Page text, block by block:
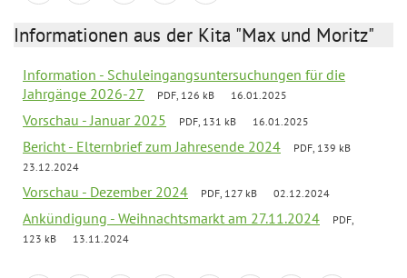
Informationen aus der Kita "Max und Moritz"
Information - Schuleingangsuntersuchungen für die
Jahrgänge 2026-27
PDF, 126 kB 16.01.2025
Vorschau - Januar 2025 PDF, 131 kB 16.01.2025
Bericht - Elternbrief zum Jahresende 2024
PDF, 139 kB
23.12.2024
Vorschau - Dezember 2024 PDF, 127 kB 02.12.2024
Ankündigung - Weihnachtsmarkt am 27.11.2024
PDF,
123 kB
13.11.2024